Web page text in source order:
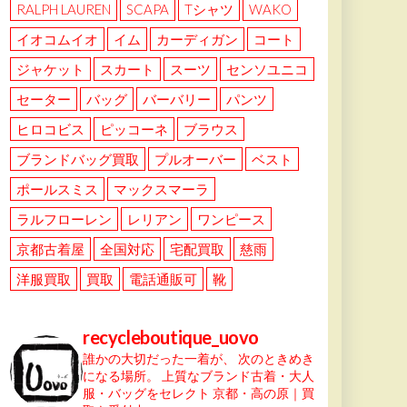
RALPH LAUREN SCAPA Tシャツ
WAKO
イオコムイオ
イム カーディガン
コート
ジャケット
スカート スーツ
センソユニコ
セーター
バッグ バーバリー
パンツ
ヒロコビス
ピッコーネ
ブラウス
ブランドバッグ買取
プルオーバー
ベスト
ポールスミス
マックスマーラ
ラルフローレン
レリアン
ワンピース
京都古着屋
全国対応 宅配買取
慈雨
洋服買取
買取 電話通販可 靴
recycleboutique_uovo
誰かの大切だった一着が、
次のときめき
になる場所。
上質なブランド古着・大人
服・バッグをセレクト 京都・高の原｜買